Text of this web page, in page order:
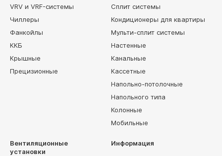
VRV и VRF-системы
Чиллеры
Фанкойлы
ККБ
Крышные
Прецизионные
Сплит системы
Кондиционеры для квартиры
Мульти-сплит системы
Настенные
Канальные
Кассетные
Напольно-потолочные
Напольного типа
Колонные
Мобильные
Вентиляционные
установки
Информация